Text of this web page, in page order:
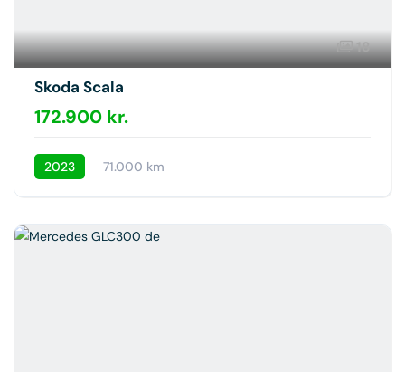
18
Skoda Scala
172.900 kr.
2023 71.000 km